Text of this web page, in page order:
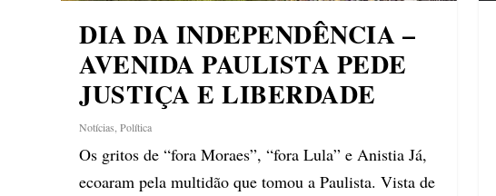
DIA DA INDEPENDÊNCIA –
AVENIDA PAULISTA PEDE
JUSTIÇA E LIBERDADE
Notícias ,Política
Os gritos de “fora Moraes”, “fora Lula” e Anistia Já,
ecoaram pela multidão que tomou a Paulista. Vista de